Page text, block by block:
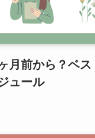
月前から？ベ
ュール